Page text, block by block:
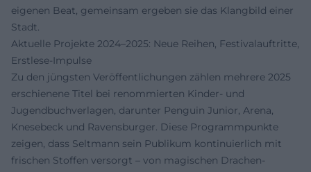
eigenen Beat, gemeinsam ergeben sie das Klangbild einer
Stadt.
Aktuelle Projekte 2024–2025: Neue Reihen, Festivalauftritte,
Erstlese-Impulse
Zu den jüngsten Veröffentlichungen zählen mehrere 2025
erschienene Titel bei renommierten Kinder- und
Jugendbuchverlagen, darunter Penguin Junior, Arena,
Knesebeck und Ravensburger. Diese Programmpunkte
zeigen, dass Seltmann sein Publikum kontinuierlich mit
frischen Stoffen versorgt – von magischen Drachen-